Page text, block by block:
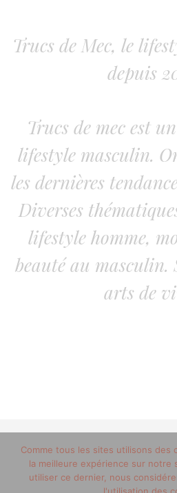
Trucs de Mec, le
depuis
Trucs de mec est
lifestyle masculin.
les dernières
Diverses
lifestyle homme,
beauté au masculin.
arts de
© 2012-2020 copyright
masculin/Tous
Comme tous les sites utilisons des
la meilleure expérience sur notre
utiliser ce dernier, nous